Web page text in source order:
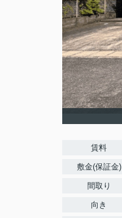
賃料
敷金(保証金)
間取り
向き